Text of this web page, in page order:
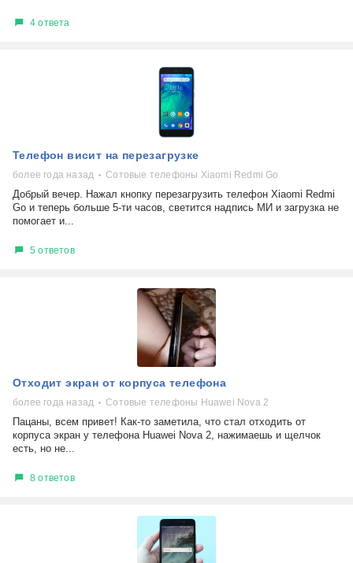
4 ответа
Телефон висит на перезагрузке
более года назад Сотовые телефоны Xiaomi Redmi Go
Добрый вечер. Нажал кнопку перезагрузить телефон Xiaomi Redmi
Go и теперь больше 5-ти часов, светится надпись МИ и загрузка не
помогает и...
5 ответов
Отходит экран от корпуса телефона
более года назад Сотовые телефоны Huawei Nova 2
Пацаны, всем привет! Как-то заметила, что стал отходить от
корпуса экран у телефона Huawei Nova 2, нажимаешь и щелчок
есть, но не...
8 ответов